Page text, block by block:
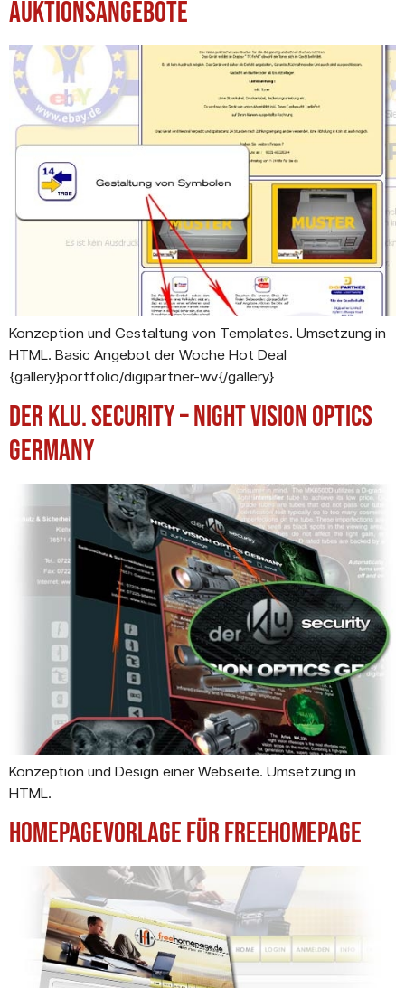
Auktionsangebote
Konzeption und Gestaltung von Templates. Umsetzung in
HTML. Basic Angebot der Woche Hot Deal
{gallery}portfolio/digipartner-wv{/gallery}
der KLU. Security – Night Vision Optics
Germany
Konzeption und Design einer Webseite. Umsetzung in
HTML.
Homepagevorlage für Freehomepage